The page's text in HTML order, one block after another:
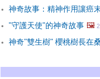
神奇故事：精神作用讓癌
"守護天使"的神奇故事 🖼️
神奇"雙生樹" 櫻桃樹長在